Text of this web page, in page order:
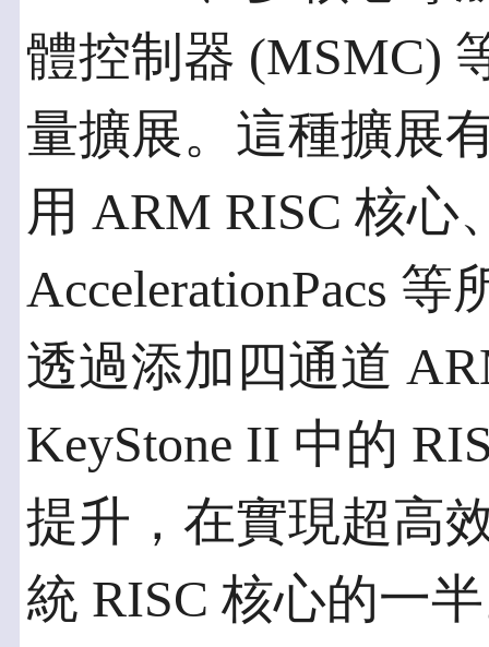
體控制器 (MSMC)
量擴展。這種擴展
用 ARM RISC 核心
AccelerationPacs
透過添加四通道
KeyStone II 中的
提升，在實現超高
統 RISC 核心的一